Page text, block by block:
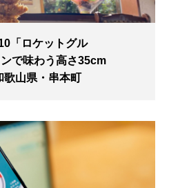
「ロケットグル
で味わう高さ35cm
山県・串本町